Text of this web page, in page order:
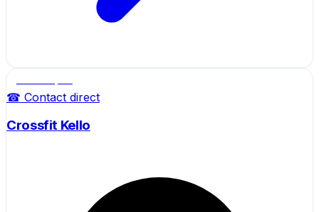
☎ Contact direct
Crossfit Kello